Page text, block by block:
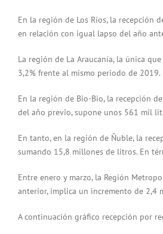
En la región de Los Ríos, la recepción
en relación con igual lapso del año
La región de La Araucanía, la única
3,2% frente al mismo periodo de
En la región de Bio-Bio, la recepción
del año previo, supone unos 561 mil
En tanto, en la región de Ñuble, la
sumando 15,8 millones de litros. En
Entre enero y marzo, la Región
anterior, implica un incremento de 2,4
A continuación gráfico recepción por